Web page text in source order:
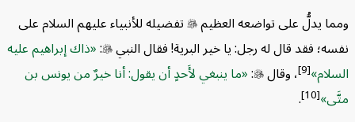
يدلُّ على تواضعه العظيمتفضيله للأنبياء عليهم السلام على
فقد قال له رجل: يا خير البرية! فقال النبي
: ذاك إبراهيم عليه
[9] ، وقال
: ما ينبغي لأَحدٍ أن يقول: أنا خيرٌ من يونس بن
[10]
.